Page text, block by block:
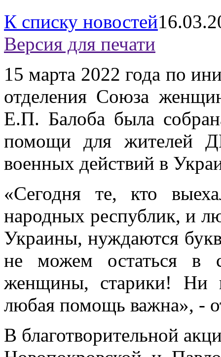
К списку новостей
Версия для печати
15 марта 2022 года по
отделения Союза
Е.П. Балоба была
помощи для жителей
военных действий в
«Сегодня те, кто
народных республик, и
Украины, нуждаются
не можем остаться в
женщины, старики!
любая помощь важна», -
В благотворительной